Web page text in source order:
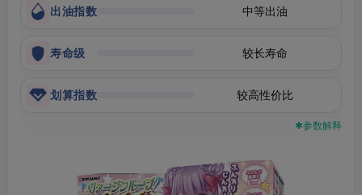
出油指数 中等出油
寿命级 较长寿命
划算指数 较高性价比
✱参数解释